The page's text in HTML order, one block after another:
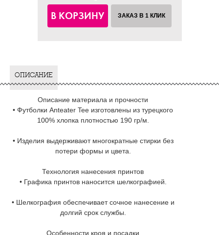
В КОРЗИНУ ЗАКАЗ В 1 КЛИК
ОПИСАНИЕ
Описание материала и прочности
• Футболки Anteater Tee изготовлены из турецкого
100% хлопка плотностью 190 гр/м.
• Изделия выдерживают многократные стирки без
потери формы и цвета.
Технология нанесения принтов
• Графика принтов наносится шелкографией.
• Шелкография обеспечивает сочное нанесение и
долгий срок службы.
Особенности кроя и посадки